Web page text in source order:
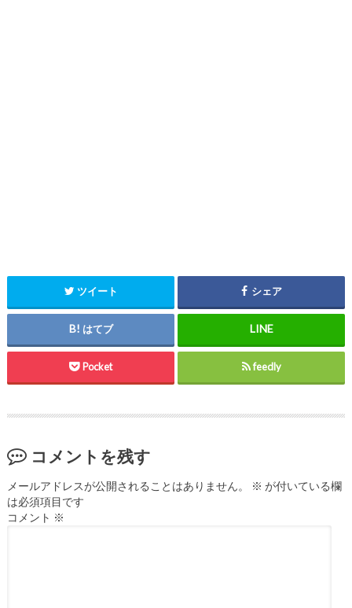
ツイート シェア
はてブ
Pocket feedly
コメントを残す
メールアドレスが公開されることはありません。 ※ が付いている欄
は必須項目です
コメント ※